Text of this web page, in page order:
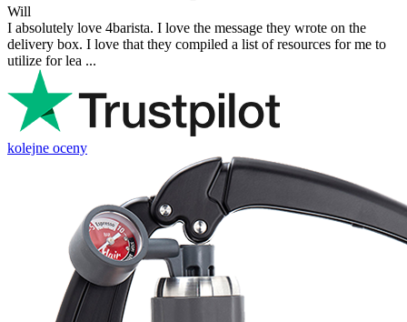
Will
I absolutely love 4barista. I love the message they wrote on the
delivery box. I love that they compiled a list of resources for me to
utilize for lea ...
kolejne oceny